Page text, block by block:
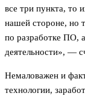
все три пункта, то
нашей стороне, но
по разработке ПО,
деятельности», —
Немаловажен и
технологии,